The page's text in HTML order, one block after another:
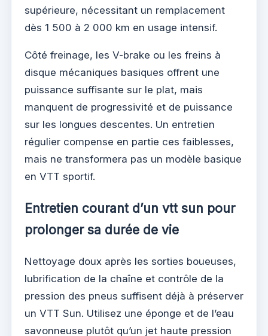
supérieure, nécessitant un remplacement
dès 1 500 à 2 000 km en usage intensif.
Côté freinage, les V-brake ou les freins à
disque mécaniques basiques offrent une
puissance suffisante sur le plat, mais
manquent de progressivité et de puissance
sur les longues descentes. Un entretien
régulier compense en partie ces faiblesses,
mais ne transformera pas un modèle basique
en VTT sportif.
Entretien courant d’un vtt sun pour
prolonger sa durée de vie
Nettoyage doux après les sorties boueuses,
lubrification de la chaîne et contrôle de la
pression des pneus suffisent déjà à préserver
un VTT Sun. Utilisez une éponge et de l’eau
savonneuse plutôt qu’un jet haute pression